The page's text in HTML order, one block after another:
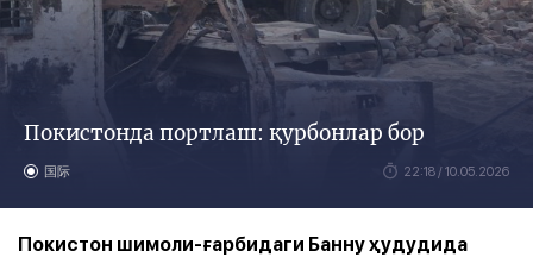
Покистонда портлаш: қурбонлар бор
国际 22:18 / 10.05.2026
Покистон шимоли-ғарбидаги Банну ҳудудида